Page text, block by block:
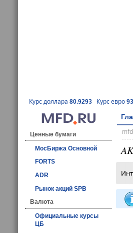
Курс доллара 80.9293 Курс евро
Ценные бумаги
МосБиржа Основной
FORTS
ADR
Рынок акций SPB
Валюта
Официальные курсы
ЦБ